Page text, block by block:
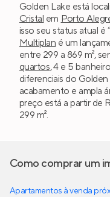
Golden Lake está
Cristal em Porto
isso seu status atual é
Multiplan é um
entre 299 a 869 m²,
quartos, 4 e 5
diferenciais do
acabamento e ampla
preço está a partir de
299 m².
Como comprar um
Apartamentos à venda